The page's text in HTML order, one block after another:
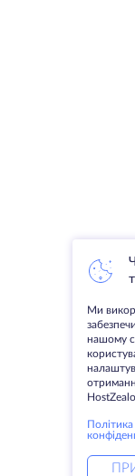
Ми
нашому
Політика